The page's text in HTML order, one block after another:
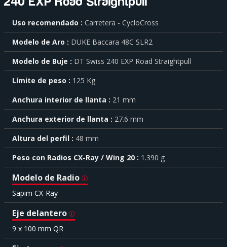
saber
más
sobre
cada
característica
haga
click
sobre
símbolo
.
También
mostrar
toda
información.
Uso recomendado
Carretera - CycloCross
Modelo de Aro
DUKE Baccara 48C SLR2
Modelo de Buje
DT Swiss 240 EXP Road Straightpull
Límite de peso
125 Kg
Anchura interior de llanta
21 mm
Anchura exterior de llanta
27.6 mm
Altura del perfil
48 mm
Peso con Radios CX-Ray / Wing 20
1.390 g
Modelo de Radio
Sapim CX-Ray
Eje delantero
9 x 100 mm QR